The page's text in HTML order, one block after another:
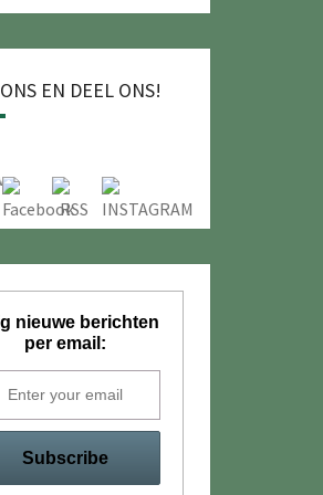
EN DEEL ONS!
nieuwe berichten
per email: